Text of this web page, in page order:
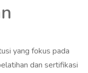
yang fokus pada
dan sertifikasi